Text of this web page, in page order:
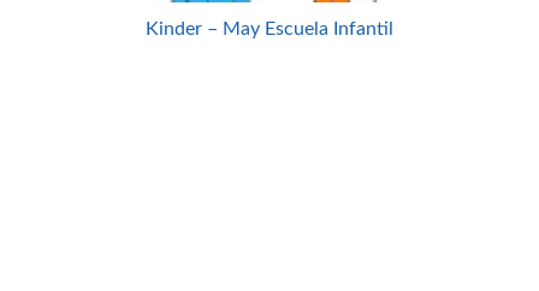
Kinder – May Escuela Infantil